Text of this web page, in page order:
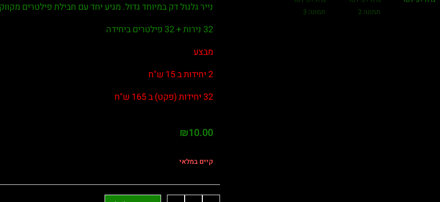
נייר גלגול דק במיוחד גדול. מגיע יחד עם חבילת פילטרים
32 נירות + 32 פילטרים ביחידה
מבצע
2 יחידות ב 15 ש"ח
32 יחידות (פקט) ב 165 ש"ח
₪10.00
קיים במלאי